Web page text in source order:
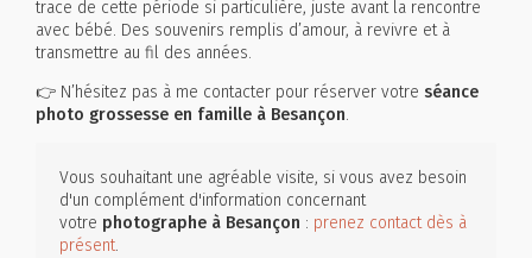
trace de cette période si particulière, juste avant la rencontre
avec bébé. Des souvenirs remplis d’amour, à revivre et à
transmettre au fil des années.
👉 N’hésitez pas à me contacter pour réserver votre séance
photo grossesse en famille à Besançon.
Vous souhaitant une agréable visite, si vous avez besoin
d'un complément d'information concernant
votre photographe à Besançon : prenez contact dès à
présent.